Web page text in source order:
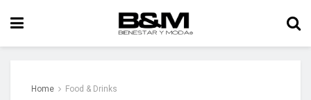
Home Food & Drinks